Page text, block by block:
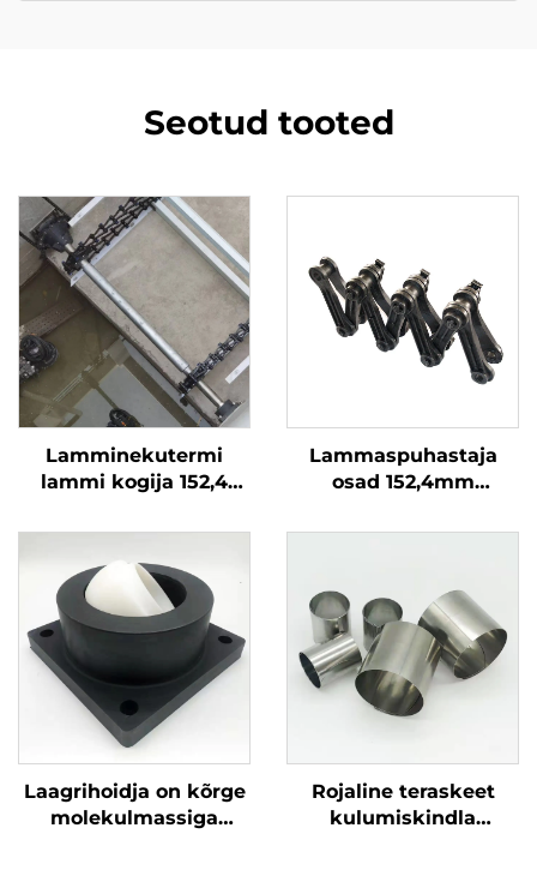
Seotud tooted
Lamminekutermi
lammi kogija 152,4
kettakogija
Lammaspuhastaja
osad 152,4mm
transpordikett
Laagrihoidja on kõrge
molekulmassiga
Rojaline teraskeet
kulumiskindla